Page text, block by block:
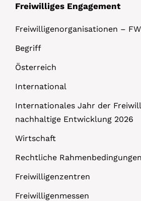
Freiwilliges Engagement
Freiwilligenorganisationen –
Begriff
Österreich
International
Internationales Jahr der
nachhaltige Entwicklung 2026
Wirtschaft
Rechtliche Rahmenbedingungen
Freiwilligenzentren
Freiwilligenmessen